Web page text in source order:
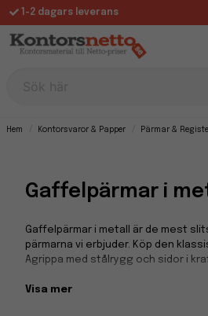
1-2 dagars leverans
Fri frakt över 995 kr
Hem Kontorsvaror & Papper Pärmar &
Gaffelpärmar i
Gaffelpärmar i metall är de mest
pärmarna vi erbjuder. Köp den
Agrippa med stålrygg och sidor i
Visa mer